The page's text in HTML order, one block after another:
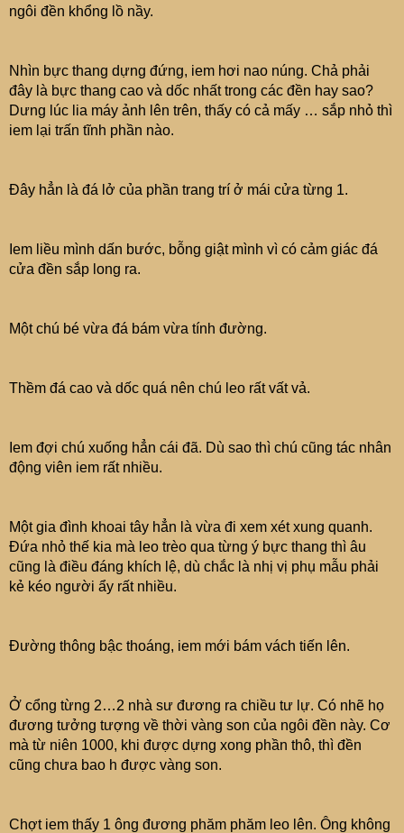
ngôi đền khổng lồ nầy.
Nhìn bực thang dựng đứng, iem hơi nao núng. Chả phải
đây là bực thang cao và dốc nhất trong các đền hay sao?
Dưng lúc lia máy ảnh lên trên, thấy có cả mấy … sắp nhỏ thì
iem lại trấn tĩnh phần nào.
Đây hẳn là đá lở của phần trang trí ở mái cửa từng 1.
Iem liều mình dấn bước, bỗng giật mình vì có cảm giác đá
cửa đền sắp long ra.
Một chú bé vừa đá bám vừa tính đường.
Thềm đá cao và dốc quá nên chú leo rất vất vả.
Iem đợi chú xuống hẳn cái đã. Dù sao thì chú cũng tác nhân
động viên iem rất nhiều.
Một gia đình khoai tây hẳn là vừa đi xem xét xung quanh.
Đứa nhỏ thế kia mà leo trèo qua từng ý bực thang thì âu
cũng là điều đáng khích lệ, dù chắc là nhị vị phụ mẫu phải
kẻ kéo người ẩy rất nhiều.
Đường thông bậc thoáng, iem mới bám vách tiến lên.
Ở cổng từng 2…2 nhà sư đương ra chiều tư lự. Có nhẽ họ
đương tưởng tượng về thời vàng son của ngôi đền này. Cơ
mà từ niên 1000, khi được dựng xong phần thô, thì đền
cũng chưa bao h được vàng son.
Chợt iem thấy 1 ông đương phăm phăm leo lên. Ông không